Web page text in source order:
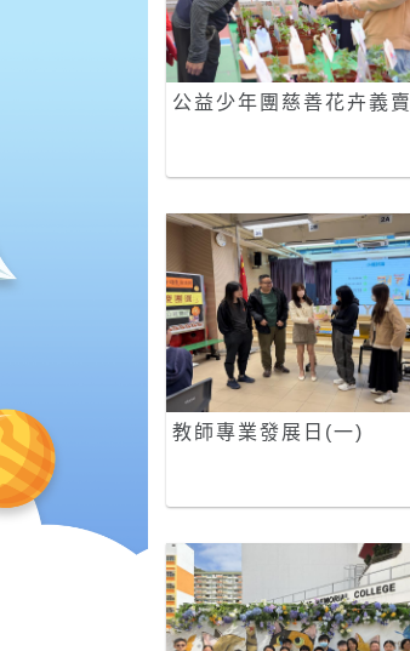
公益少年團慈善花卉義賣
教師專業發展日(一)